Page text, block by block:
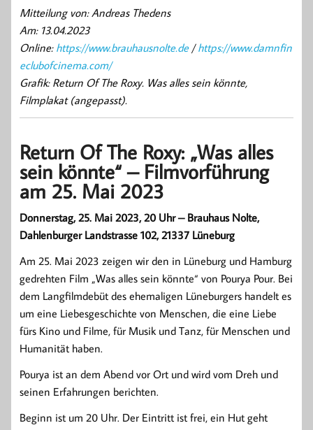
Mitteilung von: Andreas Thedens
Am: 13.04.2023
Online: https://www.brauhausnolte.de/https://www.damnfin
eclubofcinema.com/
Grafik: Return Of The Roxy. Was alles sein könnte,
Filmplakat (angepasst).
Return Of The Roxy: „Was alles
sein könnte“ – Filmvorführung
am 25. Mai 2023
Donnerstag, 25. Mai 2023, 20 Uhr – Brauhaus Nolte,
Dahlenburger Landstrasse 102, 21337 Lüneburg
Am 25. Mai 2023 zeigen wir den in Lüneburg und Hamburg
gedrehten Film „Was alles sein könnte“ von Pourya Pour. Bei
dem Langfilmdebüt des ehemaligen Lüneburgers handelt es
um eine Liebesgeschichte von Menschen, die eine Liebe
fürs Kino und Filme, für Musik und Tanz, für Menschen und
Humanität haben.
Pourya ist an dem Abend vor Ort und wird vom Dreh und
seinen Erfahrungen berichten.
Beginn ist um 20 Uhr. Der Eintritt ist frei, ein Hut geht